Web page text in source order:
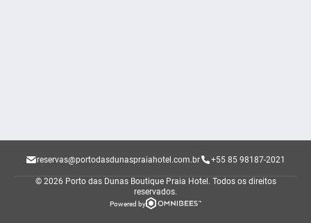
reservas@portodasdunaspraiahotel.com.br +55 85 98187-2021
© 2026 Porto das Dunas Boutique Praia Hotel. Todos os direitos
reservados.
Powered by